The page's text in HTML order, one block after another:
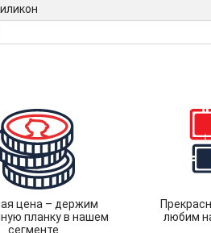
цена – держим
планку в нашем
сегменте.
любим